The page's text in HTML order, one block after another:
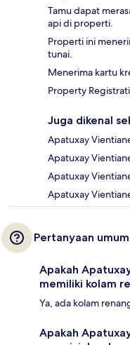
Tamu dapat
api di properti.
Properti ini
tunai.
Menerima kartu
Property
Juga dikenal
Apatuxay
Apatuxay
Apatuxay
Apatuxay
Pertanyaan umum
Apakah
memiliki kolam
Ya, ada kolam
Apakah